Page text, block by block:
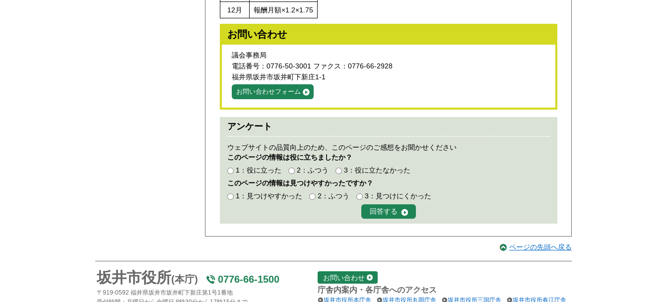
12月 報酬月額×1.2×1.75
お問い合わせ
議会事務局
電話番号：0776-50-3001 ファクス：0776-66-2928
福井県坂井市坂井町下新庄1-1
お問い合わせフォーム
アンケート
ウェブサイトの品質向上のため、このページのご感想をお聞かせください
このページの情報は役に立ちましたか？
1：役に立った
2：ふつう
3：役に立たなかった
このページの情報は見つけやすかったですか？
1：見つけやすかった
2：ふつう 3：見つけにくかった
ページの先頭へ戻る
坂井市役所(本庁) 0776-66-1500
〒919-0592 福井県坂井市坂井町下新庄第1号1番地
お問い合わせ
庁舎内案内・各庁舎へのアクセス
坂井市役所本庁舎 坂井市役所丸岡庁舎 坂井市役所三国庁舎 坂井市役所春江庁舎